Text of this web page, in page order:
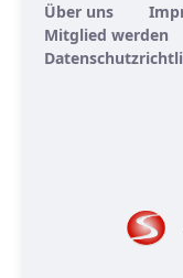
Über uns
Mitglied werden